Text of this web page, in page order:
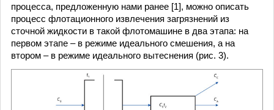
процесса, предложенную нами ранее [1], можно описать
процесс флотационного извлечения загрязнений из
сточной жидкости в такой флотомашине в два этапа: на
первом этапе – в режиме идеального смешения, а на
втором – в режиме идеального вытеснения (рис. 3).